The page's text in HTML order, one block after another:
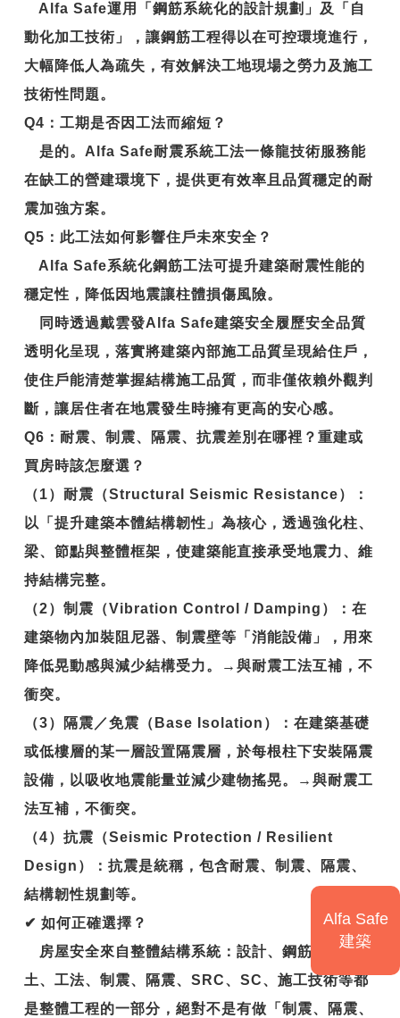
Alfa Safe運用「鋼筋系統化的設計規劃」及「自
動化加工技術」，讓鋼筋工程得以在可控環境進行，
大幅降低人為疏失，有效解決工地現場之勞力及施工
技術性問題。
Q4 ：工期是否因工法而縮短？
是的。Alfa Safe耐震系統工法一條龍技術服務能
在缺工的營建環境下，提供更有效率且品質穩定的耐
震加強方案。
Q5 ：此工法如何影響住戶未來安全？
Alfa Safe系統化鋼筋工法可提升建築耐震性能的
穩定性，降低因地震讓柱體損傷風險。
同時透過戴雲發Alfa Safe建築安全履歷安全品質
透明化呈現，落實將建築內部施工品質呈現給住戶，
使住戶能清楚掌握結構施工品質，而非僅依賴外觀判
斷，讓居住者在地震發生時擁有更高的安心感。
Q6 ：耐震、制震、隔震、抗震差別在哪裡？重建或
買房時該怎麼選？
（1）耐震（Structural Seismic Resistance）：
以「提升建築本體結構韌性」為核心，透過強化柱、
梁、節點與整體框架，使建築能直接承受地震力、維
持結構完整。
（2）制震（Vibration Control / Damping）：在
建築物內加裝阻尼器、制震壁等「消能設備」，用來
降低晃動感與減少結構受力。→與耐震工法互補，不
衝突。
（3）隔震／免震（Base Isolation）：在建築基礎
或低樓層的某一層設置隔震層，於每根柱下安裝隔震
設備，以吸收地震能量並減少建物搖晃。→與耐震工
法互補，不衝突。
（4）抗震（Seismic Protection / Resilient
Design）：抗震是統稱，包含耐震、制震、隔震、
結構韌性規劃等。
✔ 如何正確選擇？
房屋安全來自整體結構系統：設計、鋼筋、混凝
土、工法、制震、隔震、SRC、SC、施工技術等都
是整體工程的一部分，絕對不是有做「制震、隔震、
Alfa Safe
建築